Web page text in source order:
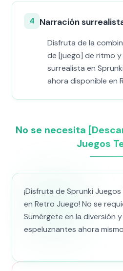
4 Narración
Disfruta de la
de [juego] de ritmo
surrealista en
ahora disponible en
No se necesita
Juegos
¡Disfruta de Sprunki
en Retro Juego! No se
Sumérgete en la diversión
espeluznantes ahora